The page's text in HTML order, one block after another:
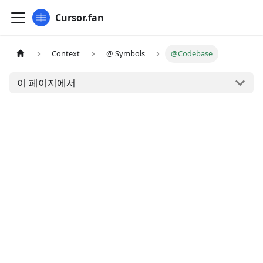
Cursor.fan
Context @ Symbols @Codebase
이 페이지에서